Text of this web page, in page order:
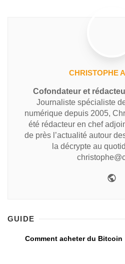
CHRISTOPHE
Cofondateur et
Journaliste spécialiste
numérique depuis 2005,
été rédacteur en chef
de près l’actualité autour
la décrypte au
GUIDE
Comment acheter du Bitcoin